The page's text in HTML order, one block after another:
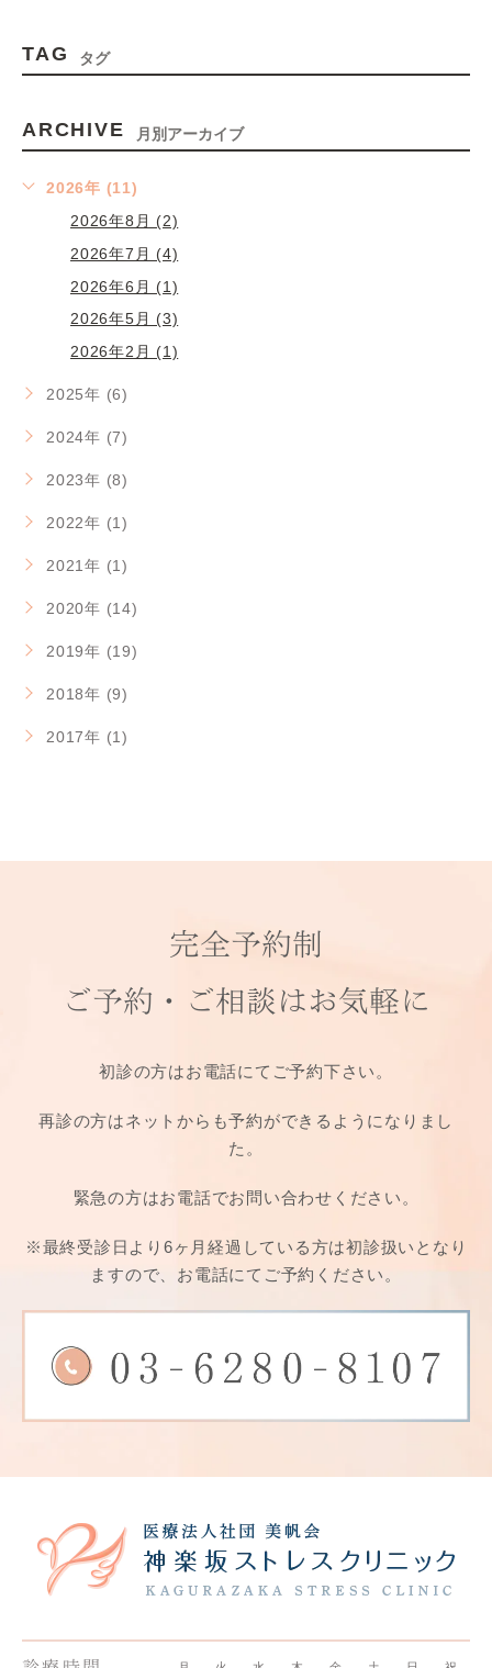
TAG タグ
ARCHIVE 月別アーカイブ
2026年 (11)
2026年8月 (2)
2026年7月 (4)
2026年6月 (1)
2026年5月 (3)
2026年2月 (1)
2025年 (6)
2024年 (7)
2023年 (8)
2022年 (1)
2021年 (1)
2020年 (14)
2019年 (19)
2018年 (9)
2017年 (1)
完全予約制
ご予約・ご相談はお気軽に
初診の方はお電話にてご予約下さい。
再診の方はネットからも予約ができるようになりまし
た。
緊急の方はお電話でお問い合わせください。
※最終受診日より6ヶ月経過している方は初診扱いとなり
ますので、お電話にてご予約ください。